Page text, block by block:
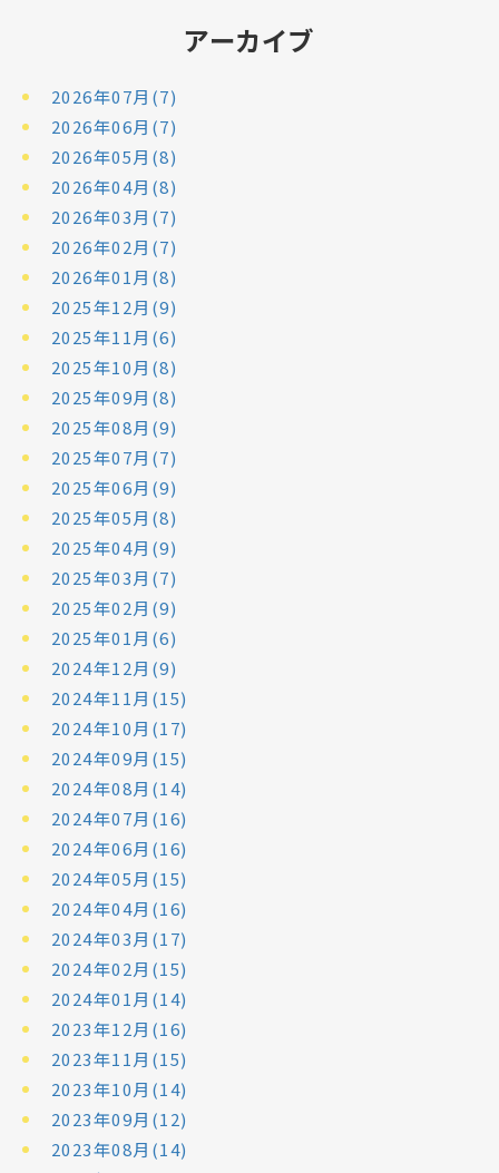
アーカイブ
2026年07月(7)
2026年06月(7)
2026年05月(8)
2026年04月(8)
2026年03月(7)
2026年02月(7)
2026年01月(8)
2025年12月(9)
2025年11月(6)
2025年10月(8)
2025年09月(8)
2025年08月(9)
2025年07月(7)
2025年06月(9)
2025年05月(8)
2025年04月(9)
2025年03月(7)
2025年02月(9)
2025年01月(6)
2024年12月(9)
2024年11月(15)
2024年10月(17)
2024年09月(15)
2024年08月(14)
2024年07月(16)
2024年06月(16)
2024年05月(15)
2024年04月(16)
2024年03月(17)
2024年02月(15)
2024年01月(14)
2023年12月(16)
2023年11月(15)
2023年10月(14)
2023年09月(12)
2023年08月(14)